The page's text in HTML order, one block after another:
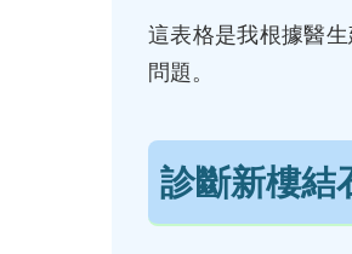
這表格是我根據醫
問題。
診斷新樓結